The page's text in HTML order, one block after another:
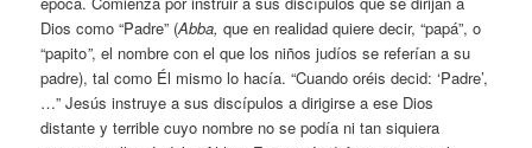
Dios como “Padre” (Abba,que en realidad quiere decir, “papá”, o
“papito”, el nombre con el que los niños judíos se referían a su
padre), tal como Él mismo lo hacía. “Cuando oréis decid: ‘Padre’,
…” Jesús instruye a sus discípulos a dirigirse a ese Dios
distante y terrible cuyo nombre no se podía ni tan siquiera